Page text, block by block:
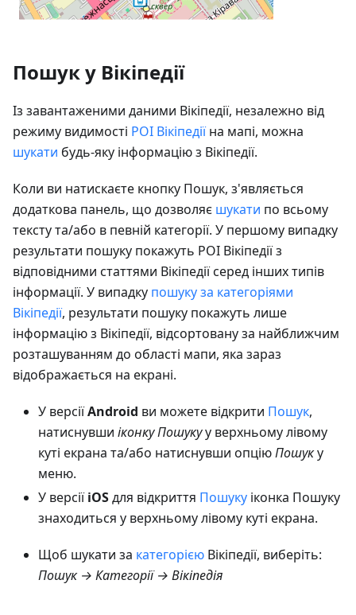
Пошук у Вікіпедії
Із завантаженими даними Вікіпедії, незалежно від
режиму видимості POI Вікіпедіїна мапі, можна
шукати будь-яку інформацію з Вікіпедії.
Коли ви натискаєте кнопку Пошук, з'являється
додаткова панель, що дозволяє шукати по всьому
тексту та/або в певній категорії. У першому випадку
результати пошуку покажуть POI Вікіпедії з
відповідними статтями Вікіпедії серед інших типів
інформації. У випадку пошуку за категоріями
Вікіпедії, результати пошуку покажуть лише
інформацію з Вікіпедії, відсортовану за найближчим
розташуванням до області мапи, яка зараз
відображається на екрані.
У версіїAndroid ви можете відкрити Пошук,
натиснувши іконку Пошукуу верхньому лівому
куті екрана та/або натиснувши опціюПошуку
меню.
У версіїiOSдля відкриття Пошуку іконка Пошуку
знаходиться у верхньому лівому куті екрана.
Щоб шукати за категорією Вікіпедії, виберіть:
Пошук → Категорії → Вікіпедія